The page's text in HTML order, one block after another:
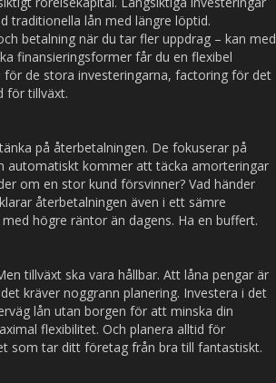
traditionella lån med längre löptid.
betalning när du tar fler uppdrag – kan med
finansieringsformer får du en flexibel
de stora investeringarna, factoring för det
för tillväxt.
på återbetalningen. De fokuserar på
automatiskt kommer att täcka amorteringar
om en stor kund försvinner? Vad händer
återbetalningen även i ett sämre
högre räntor än dagens. Ha en buffert.
tillväxt ska vara hållbar. Att låna pengar är
kräver noggrann planering. Investera i det
lån utan borgen för att minska din
flexibilitet. Och planera alltid för
som tar ditt företag från bra till fantastiskt.